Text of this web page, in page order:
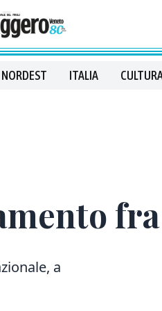
NORDEST ITALIA
a